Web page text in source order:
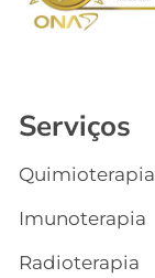
Serviços
Quimioterapia
Imunoterapia
Radioterapia